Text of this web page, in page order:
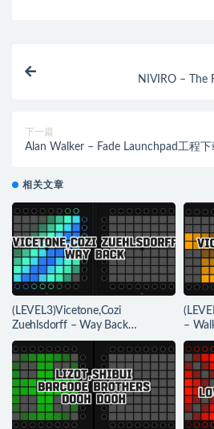
NIVIRO – The
下一篇
Alan Walker – Fade Launchpad工程下
相关文章
(LEVEL3)Vicetone,Cozi
Zuehlsdorff – Way Back
Launchpad 工程下载
–
下载